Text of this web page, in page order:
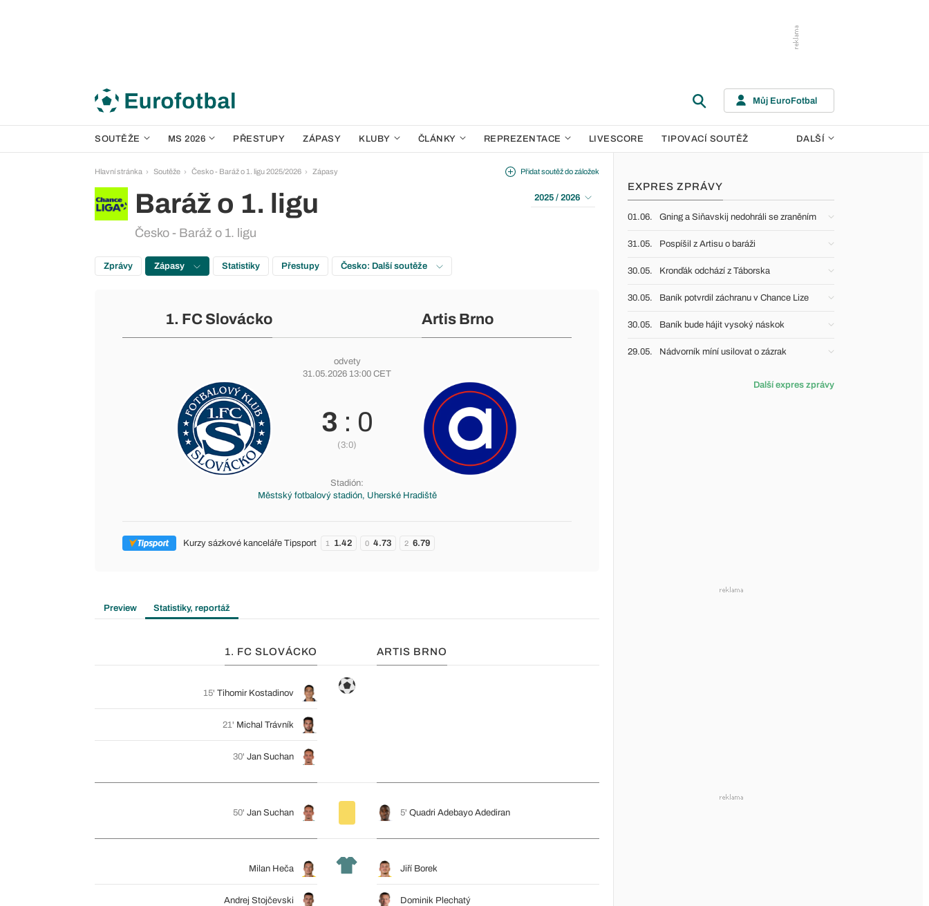
Můj EuroFotbal
SOUTĚŽE MS 2026 PŘESTUPY ZÁPASY KLUBY ČLÁNKY REPREZENTACE LIVESCORE TIPOVACÍ SOUTĚŽ DALŠÍ
Hlavní stránka Soutěže Česko - Baráž o 1. ligu 2025/2026 Zápasy
Baráž o 1. ligu
Česko - Baráž o 1. ligu
Přidat soutěž do záložek
2025 / 2026
Zprávy Zápasy Statistiky Přestupy Česko: Další soutěže
1. FC Slovácko Artis Brno
odvety
31.05.2026 13:00 CET
3 : 0
(3:0)
Stadión:
Městský fotbalový stadión, Uherské Hradiště
Kurzy sázkové kanceláře Tipsport 1 1.42 0 4.73 2 6.79
Preview Statistiky, reportáž
1. FC SLOVÁCKO ARTIS BRNO
15' Tihomir Kostadinov
21' Michal Trávník
30' Jan Suchan
50' Jan Suchan 5' Quadri Adebayo Adediran
Milan Heča Jiří Borek
Andrej Stojčevski Dominik Plechatý
EXPRES ZPRÁVY
01.06. Gning a Siňavskij nedohráli se zraněním
31.05. Pospíšil z Artisu o baráži
30.05. Kronďák odchází z Táborska
30.05. Baník potvrdil záchranu v Chance Lize
30.05. Baník bude hájit vysoký náskok
29.05. Nádvorník míní usilovat o zázrak
Další expres zprávy